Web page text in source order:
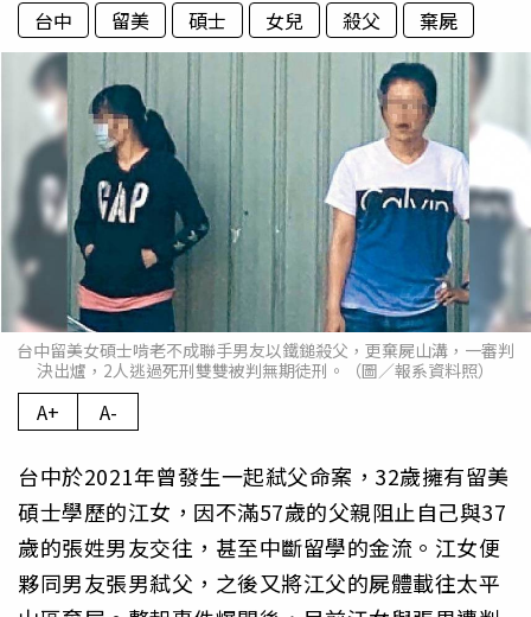
台中 留美 碩士 女兒 殺父 棄屍
台中留美女碩士啃老不成聯手男友以鐵鎚殺父，更棄屍山溝，一審判
決出爐，2人逃過死刑雙雙被判無期徒刑。（圖／報系資料照）
A+ A-
台中於2021年曾發生一起弒父命案，32歲擁有留美
碩士學歷的江女，因不滿57歲的父親阻止自己與37
歲的張姓男友交往，甚至中斷留學的金流。江女便
夥同男友張男弒父，之後又將江父的屍體載往太平